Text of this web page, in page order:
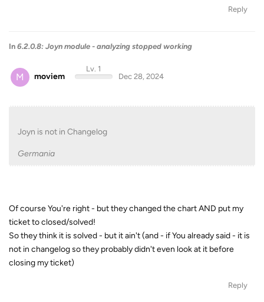
Reply
In 6.2.0.8: Joyn module - analyzing stopped working
M moviem
Lv. 1
Dec 28, 2024
Joyn is not in Changelog
Germania
Of course You're right - but they changed the chart AND put my
ticket to closed/solved!
So they think it is solved - but it ain't (and - if You already said - it is
not in changelog so they probably didn't even look at it before
closing my ticket)
Reply